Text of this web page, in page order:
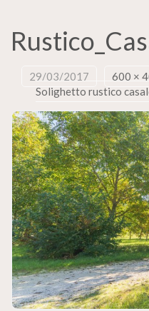
29/03/2017 600 ×
Solighetto rustico